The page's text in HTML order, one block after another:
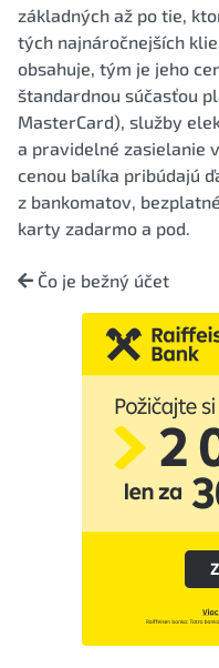
základných až po tie,
tých najnáročnejších
obsahuje, tým je jeho
štandardnou súčasťou
MasterCard), služby
a pravidelné zasielanie
cenou balíka pribúdajú
z bankomatov,
karty zadarmo a pod.
Čo je bežný účet